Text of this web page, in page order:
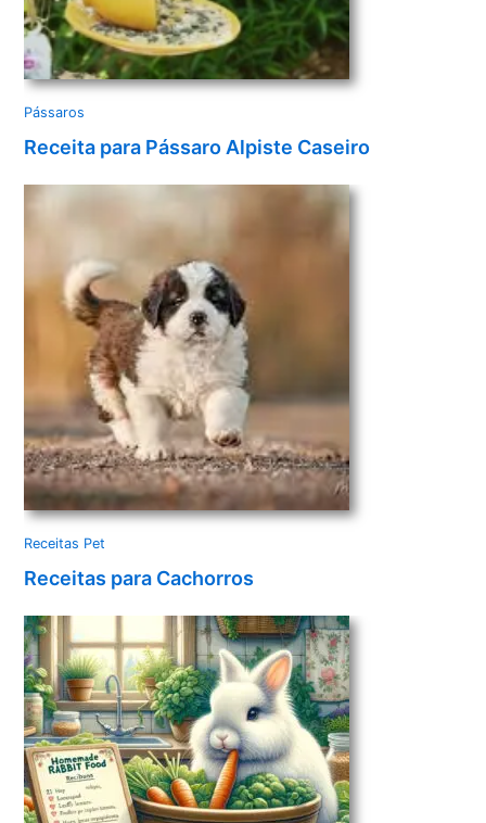
Pássaros
Receita para Pássaro Alpiste Caseiro
Receitas Pet
Receitas para Cachorros